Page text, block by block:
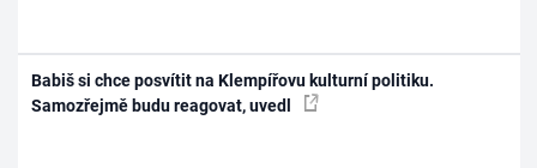
Babiš si chce posvítit na Klempířovu kulturní politiku.
Samozřejmě budu reagovat, uvedl